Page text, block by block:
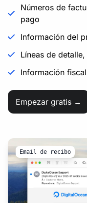
Números de
pago
Información del
Líneas de
Información
Empezar gratis →
{
"amount_paid"
"invoice_date":
"team_contact":
Email de recibo